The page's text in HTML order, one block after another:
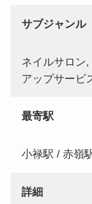
サブジャンル
ネイルサロン
アップサービ
最寄駅
小禄駅 / 赤嶺
詳細